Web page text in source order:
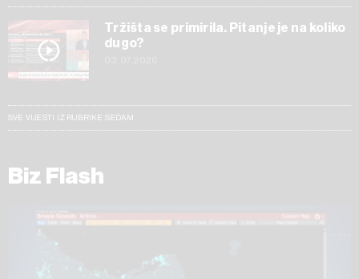
Tržišta se primirila. Pitanje je na koliko
dugo?
SVE VIJESTI IZ RUBRIKE SEDAM
Biz Flash